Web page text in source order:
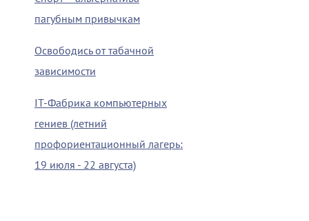
пагубным привычкам
Освободись от табачной
зависимости
IT-Фабрика компьютерных
гениев (летний
профориентационный лагерь:
19 июля - 22 августа)